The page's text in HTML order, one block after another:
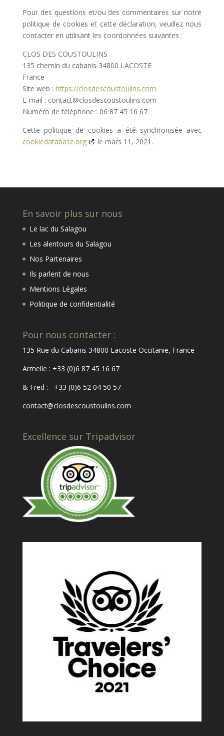
Pour des questions et/ou des commentaires sur notre
politique de cookies et cette déclaration, veuillez nous
contacter en utilisant les coordonnées suivantes :
CLOS DES COUSTOULINS
135 chemin du cabanis 34800 LACOSTE
France
Site web : https://closdescoustoulins.com
E-mail : contact@closdescoustoulins.com
Numéro de téléphone : 06 87 45 16 67
Cette politique de cookies a été synchronisée avec
cookiedatabase.org
le mars 11, 2021.
En savoir plus sur nous
Le lac du Salagou
Les alentours du Salagou
Nos Partenaires
Ils parlent de nous
Mentions Légales
Politique de confidentialité
Pour nous contacter :
135 Rue du Cabanis 34800 Lacoste Occitanie, France
Armelle : +33 (0)6 87 45 16 67
& Fred : +33 (0)6 52 04 50 57
contact@closdescoustoulins.com
Excellence sur Tripadvisor